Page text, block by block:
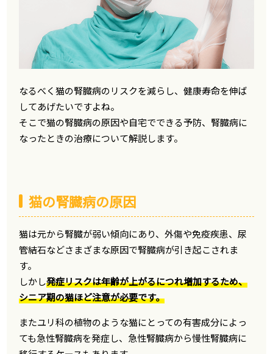
なるべく猫の腎臓病のリスクを減らし、健康寿命を伸ば
してあげたいですよね。
そこで猫の腎臓病の原因や自宅でできる予防、腎臓病に
なったときの治療について解説します。
猫の腎臓病の原因
猫は元から腎臓が弱い傾向にあり、外傷や免疫疾患、尿
管結石などさまざまな原因で腎臓病が引き起こされま
す。
しかし発症リスクは年齢が上がるにつれ増加するため、
シニア期の猫ほど注意が必要です。
またユリ科の植物のような猫にとっての有害成分によっ
ても急性腎臓病を発症し、急性腎臓病から慢性腎臓病に